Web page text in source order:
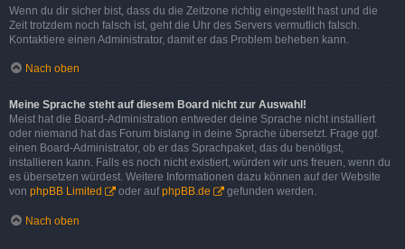
Wenn du dir sicher bist, dass du die Zeitzone richtig eingestellt hast und die
Zeit trotzdem noch falsch ist, geht die Uhr des Servers vermutlich falsch.
Kontaktiere einen Administrator, damit er das Problem beheben kann.
Nach oben
Meine Sprache steht auf diesem Board nicht zur Auswahl!
Meist hat die Board-Administration entweder deine Sprache nicht installiert
oder niemand hat das Forum bislang in deine Sprache übersetzt. Frage ggf.
einen Board-Administrator, ob er das Sprachpaket, das du benötigst,
installieren kann. Falls es noch nicht existiert, würden wir uns freuen, wenn du
es übersetzen würdest. Weitere Informationen dazu können auf der Website
von phpBB Limited oder aufphpBB.de gefunden werden.
Nach oben